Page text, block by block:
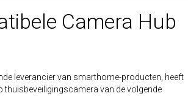
Camera Hub
leverancier van smarthome-producten, heeft
van de volgende